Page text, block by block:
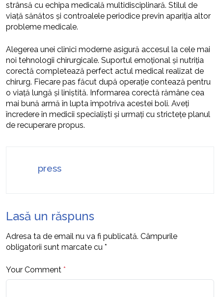
strânsă cu echipa medicală multidisciplinară. Stilul de
viață sănătos și controalele periodice previn apariția altor
probleme medicale.
Alegerea unei clinici moderne asigură accesul la cele mai
noi tehnologii chirurgicale. Suportul emoțional și nutriția
corectă completează perfect actul medical realizat de
chirurg. Fiecare pas făcut după operație contează pentru
o viață lungă și liniștită. Informarea corectă rămâne cea
mai bună armă în lupta împotriva acestei boli. Aveți
încredere în medicii specialiști și urmați cu strictețe planul
de recuperare propus.
press
Lasă un răspuns
Adresa ta de email nu va fi publicată. Câmpurile
obligatorii sunt marcate cu *
Your Comment *